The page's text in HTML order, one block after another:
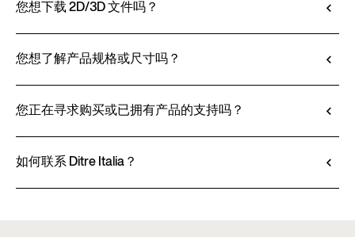
您想下载 2D/3D 文件吗？
和定制。该工具不仅可以让您查看所选饰面和面料
前往定制
您想了解产品规格或尺寸吗？
都可在产品技术说明书中查阅。
查看技术说明书
您正在寻求购买或已拥有产品的支持吗？
供个性化咨询和即时服务。请通过网站上的 “销售
如何联系 Ditre Italia？